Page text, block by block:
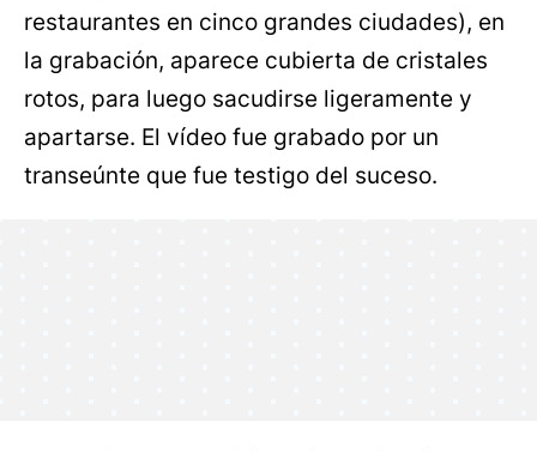
restaurantes en cinco grandes ciudades), en
la grabación, aparece cubierta de cristales
rotos, para luego sacudirse ligeramente y
apartarse. El vídeo fue grabado por un
transeúnte que fue testigo del suceso.